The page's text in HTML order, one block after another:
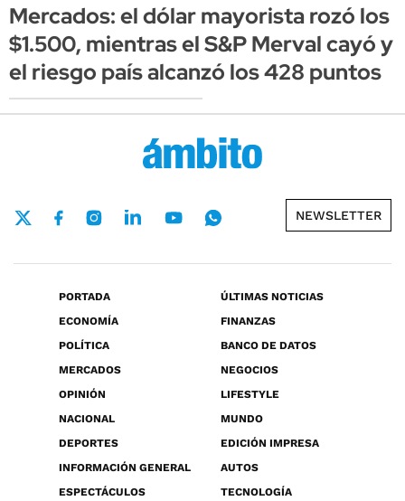
Mercados: el dólar mayorista rozó los
$1.500, mientras el S&P Merval cayó y
el riesgo país alcanzó los 428 puntos
NEWSLETTER
PORTADA
ÚLTIMAS NOTICIAS
ECONOMÍA
FINANZAS
POLÍTICA
BANCO DE DATOS
MERCADOS
NEGOCIOS
OPINIÓN
LIFESTYLE
NACIONAL
MUNDO
DEPORTES
EDICIÓN IMPRESA
INFORMACIÓN GENERAL
AUTOS
ESPECTÁCULOS
TECNOLOGÍA